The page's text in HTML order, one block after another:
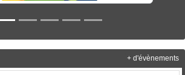
+ d'évènements